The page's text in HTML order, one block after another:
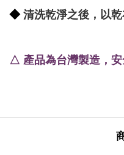
◆ 清洗乾淨之後，以
△ 產品為台灣製造，